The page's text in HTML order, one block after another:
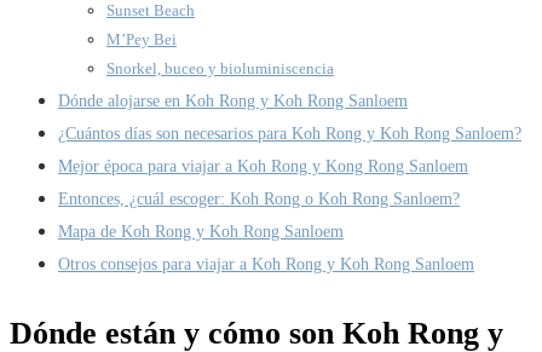
Sunset Beach
M’Pey Bei
Snorkel, buceo y bioluminiscencia
Dónde alojarse en Koh Rong y Koh Rong Sanloem
¿Cuántos días son necesarios para Koh Rong y Koh Rong Sanloem?
Mejor época para viajar a Koh Rong y Kong Rong Sanloem
Entonces, ¿cuál escoger: Koh Rong o Koh Rong Sanloem?
Mapa de Koh Rong y Koh Rong Sanloem
Otros consejos para viajar a Koh Rong y Koh Rong Sanloem
Dónde están y cómo son Koh Rong y